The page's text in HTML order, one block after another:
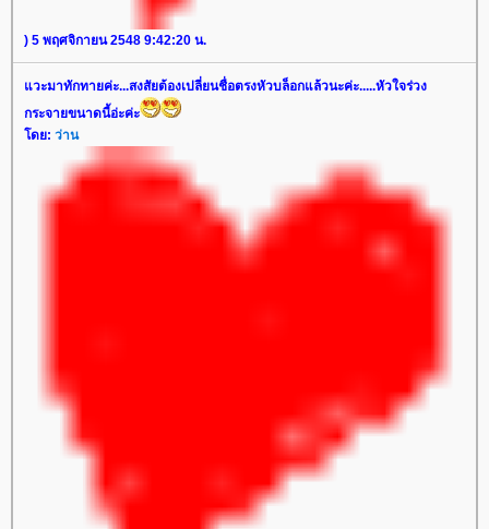
) 5 พฤศจิกายน 2548 9:42:20 น.
วะมาทักทายค่ะ...สงสัยต้องเปลี่ยนชื่อตรงหัวบล็อกแล้วนะค่ะ.....หัวใจร่วง
กระจายขนาดนี้อ่ะค่ะ
ดย: ว่าน